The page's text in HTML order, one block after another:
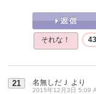
それな！
21 名無しだＪ より
2015年12月3日 5:09